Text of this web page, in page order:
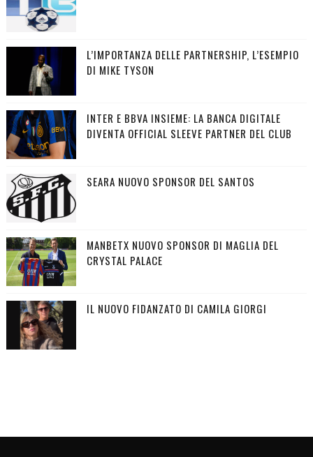
L’IMPORTANZA DELLE PARTNERSHIP, L’ESEMPIO
DI MIKE TYSON
INTER E BBVA INSIEME: LA BANCA DIGITALE
DIVENTA OFFICIAL SLEEVE PARTNER DEL CLUB
SEARA NUOVO SPONSOR DEL SANTOS
MANBETX NUOVO SPONSOR DI MAGLIA DEL
CRYSTAL PALACE
IL NUOVO FIDANZATO DI CAMILA GIORGI